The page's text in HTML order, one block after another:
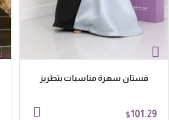
فستان سهرة مناسبات بتطريز
$101.29